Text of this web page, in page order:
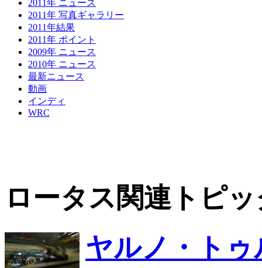
2011年 ニュース
2011年 写真ギャラリー
2011年結果
2011年 ポイント
2009年 ニュース
2010年 ニュース
最新ニュース
動画
インディ
WRC
ロータス関連トピ
ヤルノ・ト